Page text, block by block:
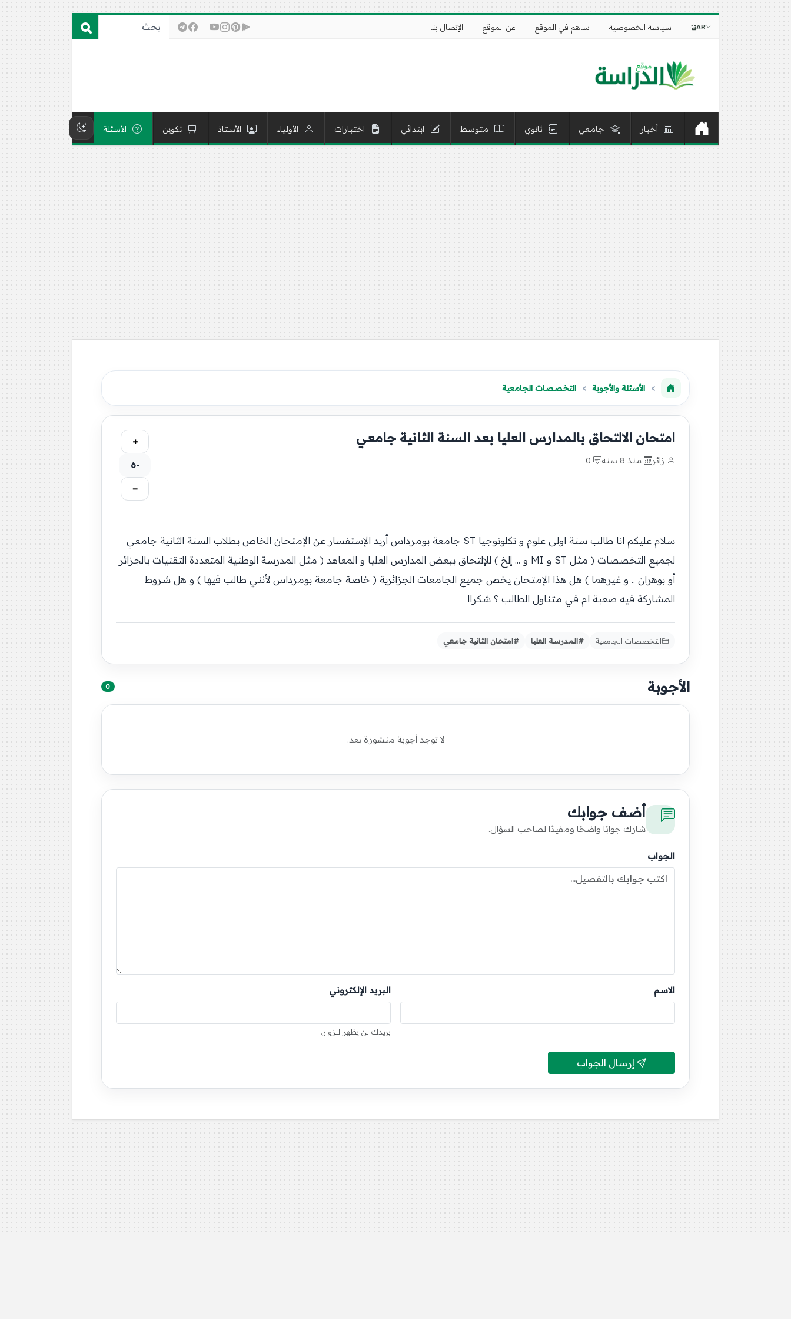
سياسة الخصوصية ساهم في الموقع عن الموقع الإتصال بنا AR
أخبار جامعي ثانوي متوسط ابتدائي اختبارات الأولياء الأستاذ تكوين الأسئلة
الأسئلة والأجوبة التخصصات الجامعية
امتحان الالتحاق بالمدارس العليا بعد السنة الثانية جامعي
زائر منذ 8 سنة
+
-6
−
سلام عليكم انا طالب سنة اولى علوم و تكلونوجيا ST جامعة بومرداس أريد الإستفسار عن الإمتحان الخاص بطلاب السنة الثانية جامعي
لجميع التخصصات ( مثل ST و MI و ... إلخ ) للإلتحاق ببعض المدارس العليا و المعاهد ( مثل المدرسة الوطنية المتعددة التقنيات بالجزائر
أو بوهران .. و غيرهما ) هل هذا الإمتحان يخص جميع الجامعات الجزائرية ( خاصة جامعة بومرداس لأنني طالب فيها ) و هل شروط
المشاركة فيه صعبة ام في متناول الطالب ؟ شكراا
التخصصات الجامعية #المدرسة العليا #امتحان الثانية جامعي
الأجوبة 0
لا توجد أجوبة منشورة بعد.
أضف جوابك
شارك جوابًا واضحًا ومفيدًا لصاحب السؤال.
الجواب
الاسم البريد الإلكتروني
بريدك لن يظهر للزوار.
إرسال الجواب